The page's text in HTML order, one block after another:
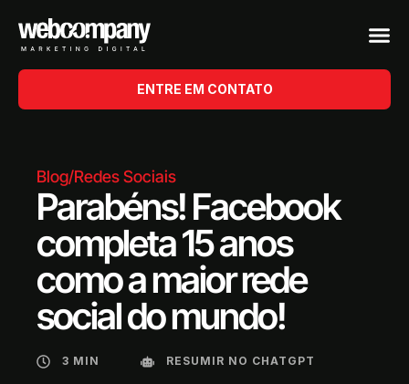
ENTRE EM CONTATO
Blog/Redes Sociais
Parabéns! Facebook
completa 15 anos
como a maior rede
social do mundo!
3 MIN RESUMIR NO CHATGPT